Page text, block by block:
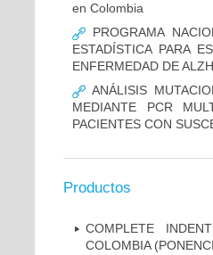
en Colombia
PROGRAMA
ESTADÍSTICA PARA
ENFERMEDAD DE
ANÁLISIS
MEDIANTE PCR
PACIENTES CON
Productos
COMPLETE
COLOMBIA